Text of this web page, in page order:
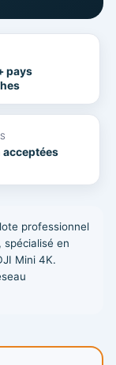
pays
professionnel
spécialisé en
Mini 4K.